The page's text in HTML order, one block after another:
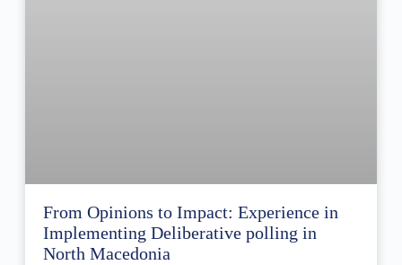
From Opinions to Impact: Experience in
Implementing Deliberative polling in
North Macedonia